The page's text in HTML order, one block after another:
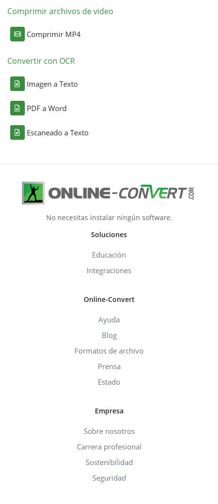
Comprimir archivos de video
Comprimir MP4
Convertir con OCR
Imagen a Texto
PDF a Word
Escaneado a Texto
No necesitas instalar ningún software.
Soluciones
Educación
Integraciones
Online-Convert
Ayuda
Blog
Formatos de archivo
Prensa
Estado
Empresa
Sobre nosotros
Carrera profesional
Sostenibilidad
Seguridad